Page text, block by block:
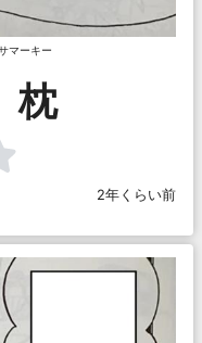
マーキー
枕
2年くらい前